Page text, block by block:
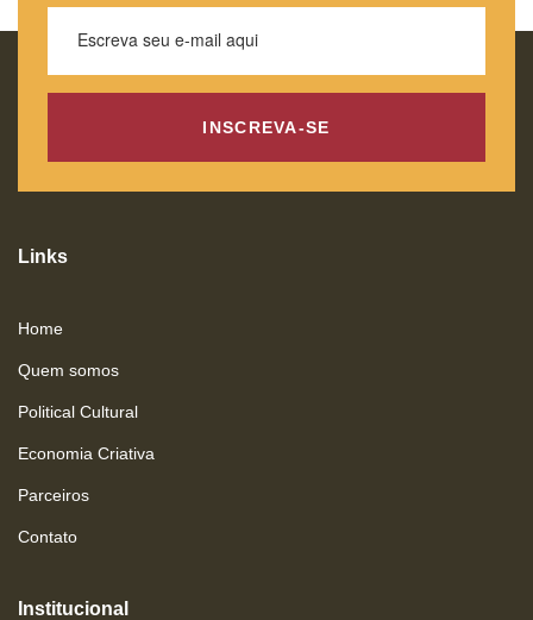
INSCREVA-SE
Links
Home
Quem somos
Political Cultural
Economia Criativa
Parceiros
Contato
Institucional